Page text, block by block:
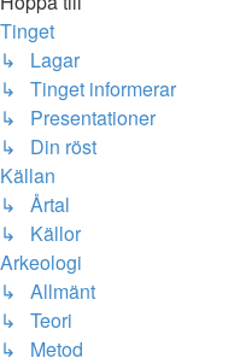
Tinget
↳ Lagar
↳ Tinget informerar
↳ Presentationer
↳ Din röst
Källan
↳ Årtal
↳ Källor
Arkeologi
↳ Allmänt
↳ Teori
↳ Metod